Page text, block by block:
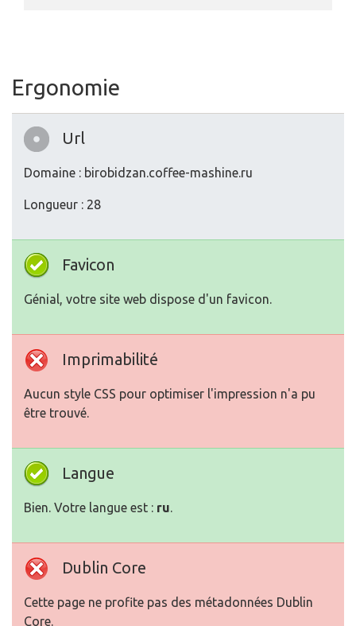
Ergonomie
Url
Domaine : birobidzan.coffee-mashine.ru
Longueur : 28
Favicon
Génial, votre site web dispose d'un favicon.
Imprimabilité
Aucun style CSS pour optimiser l'impression n'a pu
être trouvé.
Langue
Bien. Votre langue est : ru.
Dublin Core
Cette page ne profite pas des métadonnées Dublin
Core.